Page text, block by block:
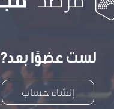
لست عضوًا بعد?
إنشاء حساب